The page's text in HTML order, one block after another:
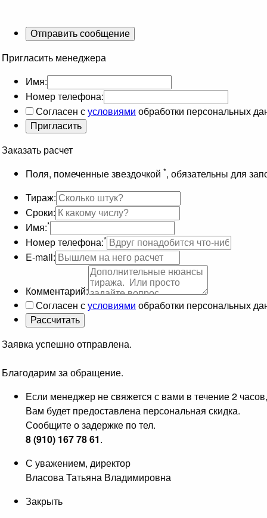
Пригласить менеджера
Имя:
Номер телефона:
Согласен сусловиями обработки персональных
Заказать расчет
Поля, помеченные звездочкой *, обязательны для
Тираж:
Сроки:
Имя:*
Номер телефона:*
E-mail:
Комментарий:
Согласен сусловиями обработки персональных
Заявка успешно отправлена.
Благодарим за обращение.
Если менеджер не свяжется с вами в течение 2 часов,
Вам будет предоставлена персональная скидка.
Сообщите о задержке по тел.
8 (910) 167 78 61.
С уважением, директор
Власова Татьяна Владимировна
Закрыть